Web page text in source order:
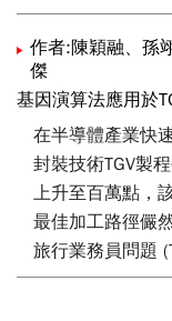
析。
作者:陳穎融、孫
傑
基因演算法應用於
在半導體產業快
封裝技術TGV製
上升至百萬點，
最佳加工路徑儼
旅行業務員問題
在TGV製程上規